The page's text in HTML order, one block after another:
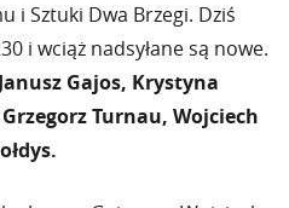
i Sztuki Dwa Brzegi. Dziś
i wciąż nadsyłane są nowe.
Gajos, Krystyna
Turnau, Wojciech